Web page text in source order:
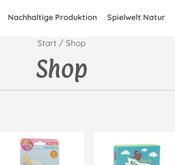
Nachhaltige Produktion Spielwelt Natur
Start / Shop
Shop